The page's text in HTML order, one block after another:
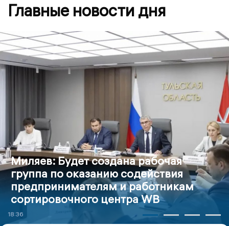
Главные новости дня
Миляев: Будет создана рабочая
группа по оказанию содействия
предпринимателям и работникам
сортировочного центра WB
18:36